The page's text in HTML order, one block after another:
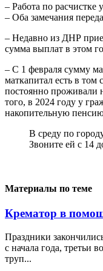
– Работа по
– Оба замечания
– Недавно из ДНР
сумма выплат в этом
– С 1 февраля сумму
маткапитал есть в
постоянно проживали
того, в 2024 году у
накопительную
В среду по
Звоните ей с 14
Материалы по теме
Крематор в
Праздники
с начала года, третьи
труп...